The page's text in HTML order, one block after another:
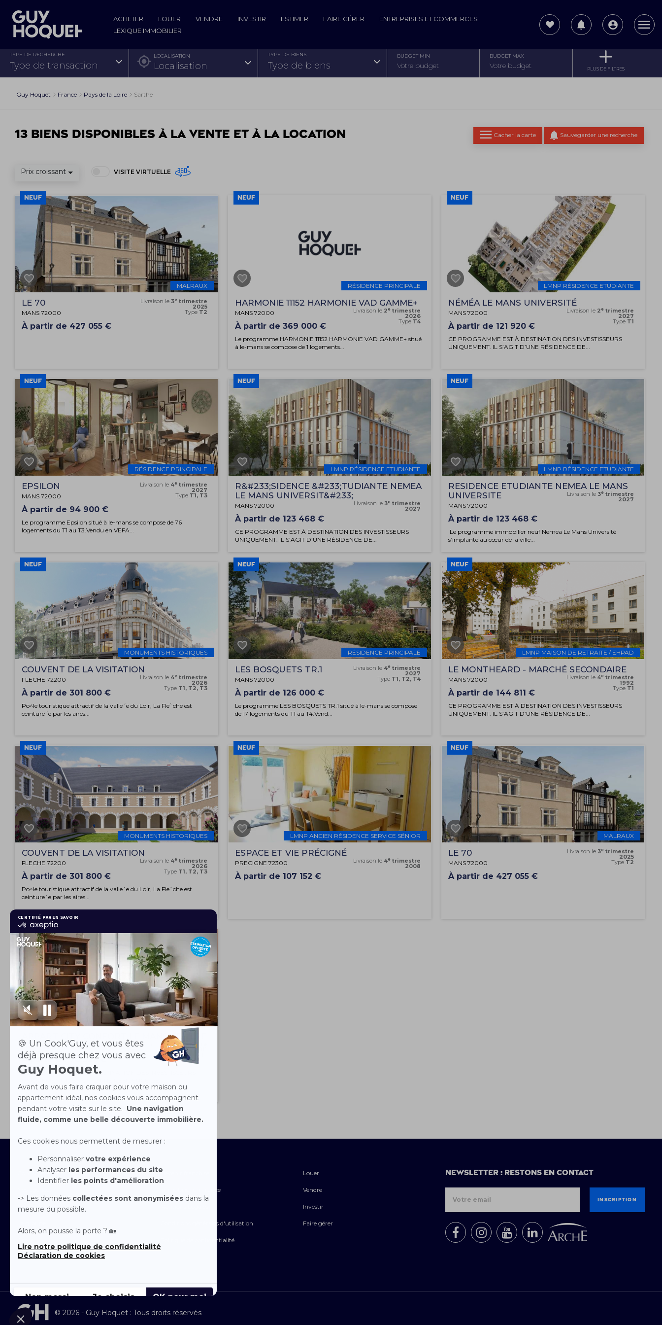
ACHETER LOUER VENDRE INVESTIR ESTIMER FAIRE GÉRER
ENTREPRISES ET COMMERCES
LEXIQUE IMMOBILIER
TYPE DE RECHERCHE
type de transaction
LOCALISATION TYPE DE BIENS
type de biens
BUDGET MIN BUDGET MAX
PLUS DE FILTRES
Guy Hoquet France Pays de la Loire Sarthe
Cacher la carte Sauvegarder une recherche
13 biens disponibles à la vente et à la location
Prix croissant VISITE VIRTUELLE
NEUF
MALRAUX
LE 70 Livraison le 3e trimestre
2025
Type T2
MANS 72000
À partir de 427 055 €
NEUF
RÉSIDENCE PRINCIPALE
HARMONIE 11152 HARMONIE VAD GAMME+
Livraison le 2 e trimestre
2026
Type T4
MANS 72000
À partir de 369 000 €
Le programme HARMONIE 11152 HARMONIE VAD GAMME+ situé
à le-mans se compose de 1 logements...
NEUF
LMNP RÉSIDENCE ETUDIANTE
NÉMÉA LE MANS UNIVERSITÉ
Livraison le 2 e trimestre
2027
Type T1
MANS 72000
À partir de 121 920 €
CE PROGRAMME EST À DESTINATION DES INVESTISSEURS
UNIQUEMENT. IL S’AGIT D’UNE RÉSIDENCE DE...
NEUF
RÉSIDENCE PRINCIPALE
EPSILON Livraison le 4e trimestre
2027
Type T1, T3
MANS 72000
À partir de 94 900 €
Le programme Epsilon situé à le-mans se compose de 76
logements du T1 au T3.Vendu en VEFA...
NEUF
LMNP RÉSIDENCE ETUDIANTE
R&#233;SIDENCE &#233;TUDIANTE NEMEA
LE MANS UNIVERSIT&#233;
Livraison le 3e trimestre
2027
MANS 72000
À partir de 123 468 €
CE PROGRAMME EST À DESTINATION DES INVESTISSEURS
UNIQUEMENT. IL S’AGIT D’UNE RÉSIDENCE DE...
NEUF
LMNP RÉSIDENCE ETUDIANTE
RESIDENCE ETUDIANTE NEMEA LE MANS
UNIVERSITE
Livraison le 3e trimestre
2027
MANS 72000
À partir de 123 468 €
Le programme immobilier neuf Nemea Le Mans Université
s’implante au cœur de la ville...
NEUF
MONUMENTS HISTORIQUES
COUVENT DE LA VISITATION
Livraison le 4e trimestre
2026
Type T1, T2, T3
FLECHE 72200
À partir de 301 800 €
Po^le touristique attractif de la valle´e du Loir, La Fle`che est
ceinture´e par les aires...
NEUF
RÉSIDENCE PRINCIPALE
LES BOSQUETS TR.1 Livraison le 4e trimestre
2027
Type T1, T2, T4
MANS 72000
À partir de 126 000 €
Le programme LES BOSQUETS TR.1 situé à le-mans se compose
de 17 logements du T1 au T4.Vend...
NEUF
LMNP MAISON DE RETRAITE / EHPAD
LE MONTHEARD - MARCHÉ SECONDAIRE
Livraison le 4e trimestre
1992
Type T1
MANS 72000
À partir de 144 811 €
CE PROGRAMME EST À DESTINATION DES INVESTISSEURS
UNIQUEMENT. IL S’AGIT D’UNE RÉSIDENCE DE...
NEUF
MONUMENTS HISTORIQUES
COUVENT DE LA VISITATION
Livraison le 4e trimestre
2026
Type T1, T2, T3
FLECHE 72200
À partir de 301 800 €
Po^le touristique attractif de la valle´e du Loir, La Fle`che est
ceinture´e par les aires...
NEUF
LMNP ANCIEN RÉSIDENCE SERVICE SÉNIOR
ESPACE ET VIE PRÉCIGNÉ
Livraison le 4e trimestre
2008
PRECIGNE 72300
À partir de 107 152 €
NEUF
MALRAUX
LE 70 Livraison le 3e trimestre
2025
Type T2
MANS 72000
À partir de 427 055 €
LMNP ANCIEN RÉSIDENCE AFFAIRE / HOTELLERIE
APPART CITY CONFORT LE MANS CENTRE
Livraison le 4e trimestre
2011
Type
MANS 72000
À partir de 70 326 €
CE PROGRAMME EST À DESTINATION DES INVESTISSEURS
Contactez-nous
Nous rejoindre
Espace Presse
Devenir franchisé
Immobilier en France
Conditions générales d'utilisation
Politique de confidentialité
Louer
Vendre
Investir
Faire gérer
Newsletter : restons en contact
INSCRIPTION
© 2026 - Guy Hoquet : Tous droits réservés